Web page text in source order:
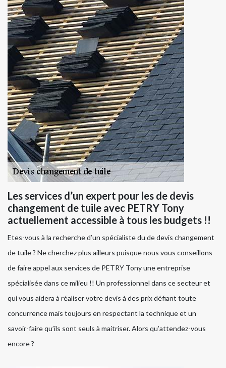
Les services d’un expert pour les de devis
changement de tuile avec PETRY Tony
actuellement accessible à tous les budgets !!
Etes-vous à la recherche d’un spécialiste du de devis changement
de tuile ? Ne cherchez plus ailleurs puisque nous vous conseillons
de faire appel aux services de PETRY Tony une entreprise
spécialisée dans ce milieu !! Un professionnel dans ce secteur et
qui vous aidera à réaliser votre devis à des prix défiant toute
concurrence mais toujours en respectant la technique et un
savoir-faire qu’ils sont seuls à maitriser. Alors qu’attendez-vous
encore ?